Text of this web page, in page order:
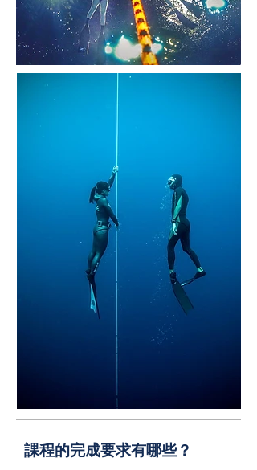
課程的完成要求有哪些？